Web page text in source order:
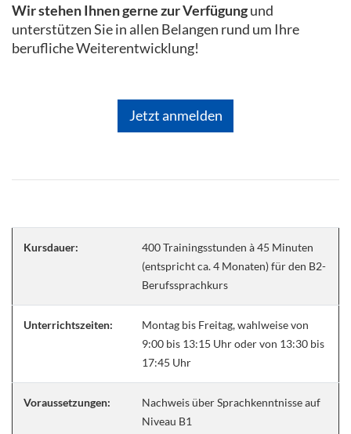
Wir stehen Ihnen gerne zur Verfügungund
unterstützen Sie in allen Belangen rund um Ihre
berufliche Weiterentwicklung!
Jetzt anmelden
Kursdauer:
400 Trainingsstunden à 45 Minuten
(entspricht ca. 4 Monaten) für den B2-
Berufssprachkurs
Unterrichtszeiten:
Montag bis Freitag, wahlweise von
9:00 bis 13:15 Uhr oder von 13:30 bis
17:45 Uhr
Voraussetzungen:
Nachweis über Sprachkenntnisse auf
Niveau B1